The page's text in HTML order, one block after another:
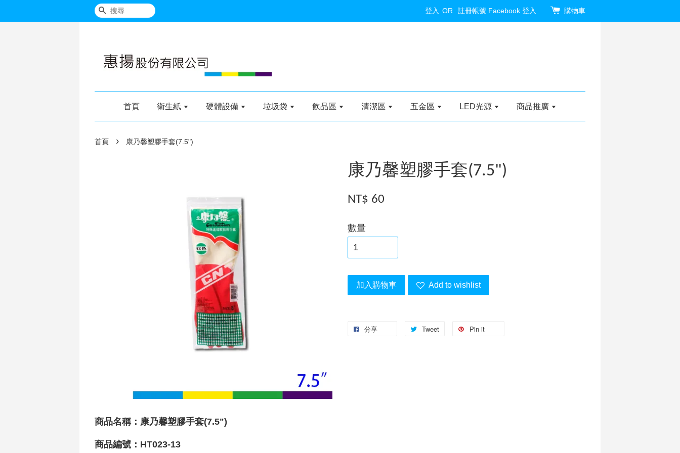
搜尋 登入 OR 註冊帳號 Facebook 登入 購物車
首頁 衛生紙 硬體設備 垃圾袋 飲品區 清潔區 五金區 LED光源 商品推廣
首頁 › 康乃馨塑膠手套(7.5")
康乃馨塑膠手套(7.5")
NT$ 60
數量
加入購物車 Add to wishlist
分享 Tweet Pin it
商品名稱： 康乃馨塑膠手套(7.5")
商品編號：HT023-13